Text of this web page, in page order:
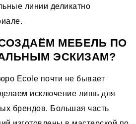
линии деликатно
МЕБЕЛЬ ПО
ЭСКИЗАМ?
Ecole почти не бывает
исключение лишь для
брендов. Большая часть